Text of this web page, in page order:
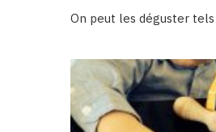
On peut les déguster